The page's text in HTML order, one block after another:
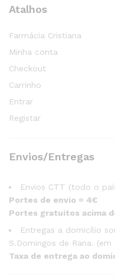
Atalhos
Farmácia Cristiana
Minha conta
Checkout
Carrinho
Entrar
Registar
Envios/Entregas
Envios CTT (todo o
Portes de envio = 4€
Portes gratuitos acima
Entregas a domicílio
S.Domingos de Rana. (em
Taxa de entrega ao